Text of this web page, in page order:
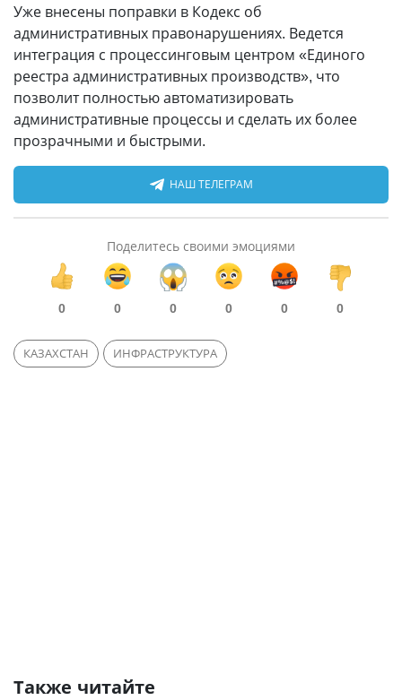
Уже внесены поправки в Кодекс об
административных правонарушениях. Ведется
интеграция с процессинговым центром «Единого
реестра административных производств», что
позволит полностью автоматизировать
административные процессы и сделать их более
прозрачными и быстрыми.
НАШ ТЕЛЕГРАМ
Поделитесь своими эмоциями
0 0 0 0 0 0
КАЗАХСТАН ИНФРАСТРУКТУРА
Также читайте